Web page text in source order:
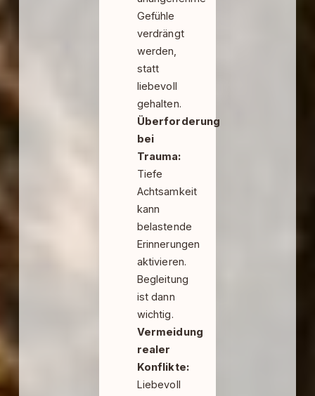
Gefühle
verdrängt
werden,
statt
liebevoll
gehalten.
Überforderung
bei
Trauma:
Tiefe
Achtsamkeit
kann
belastende
Erinnerungen
aktivieren.
Begleitung
ist dann
wichtig.
Vermeidung
realer
Konflikte:
Liebevoll